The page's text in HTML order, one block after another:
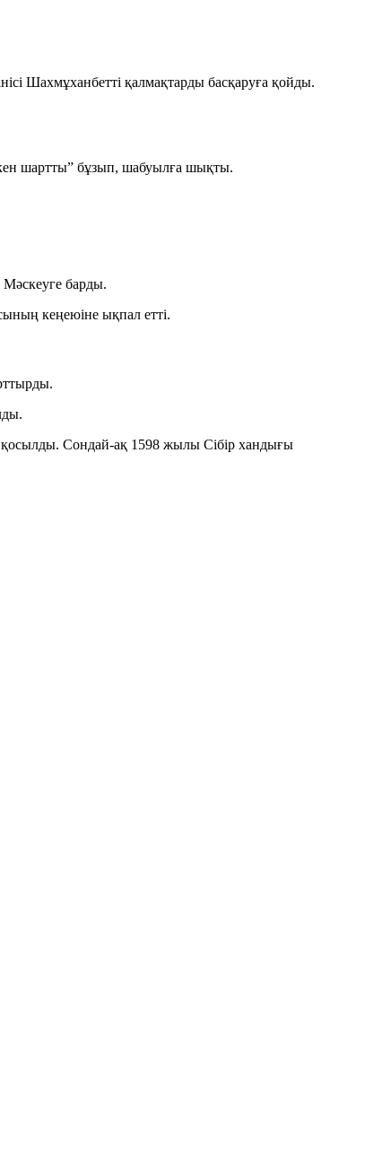
Шахмұханбетті қалмақтарды басқаруға қойды.
шартты” бұзып, шабуылға шықты.
Мәскеуге барды.
кеңеюіне ықпал етті.
қосылды. Сондай-ақ 1598 жылы Сібір хандығы